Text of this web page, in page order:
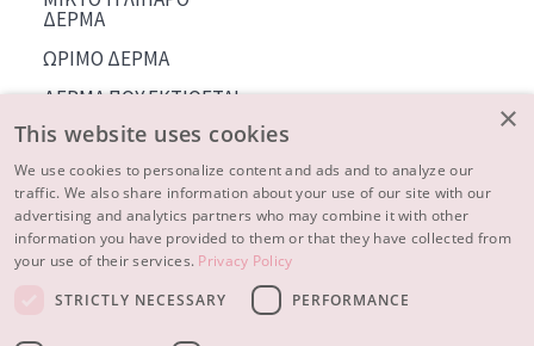
ΔΕΡΜΑ
ΩΡΙΜΟ ΔΕΡΜΑ
ΔΕΡΜΑ ΠΟΥ ΕΚΤΙΘΕΤΑΙ
ΠΛΗΡΟΦΟΡΙΕΣ ΓΙΑ
ΕΜΑΣ
ΣΥΜΒΟΥΛΕΣ ΟΜΟΡΦΙΑΣ
© 2023 - 2026 Diadermine
×
This website uses cookies
We use cookies to personalize content and ads and to analyze our
traffic. We also share information about your use of our site with our
advertising and analytics partners who may combine it with other
information you have provided to them or that they have collected from
your use of their services. Privacy Policy
STRICTLY NECESSARY
PERFORMANCE